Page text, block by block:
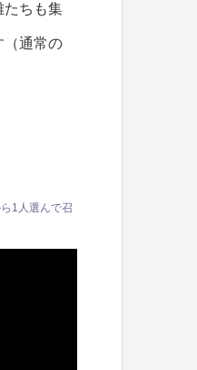
たちも集
通常の
1人選んで召